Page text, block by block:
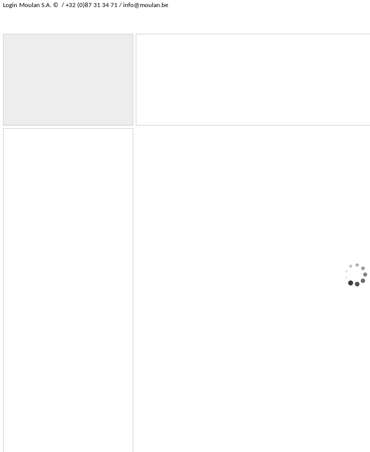
Login Moulan S.A. © / +32 (0)87 31 34 71 / info@moulan.be